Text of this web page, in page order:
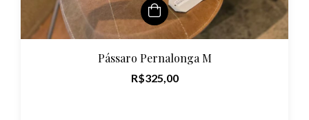
Pássaro Pernalonga M
R$325,00